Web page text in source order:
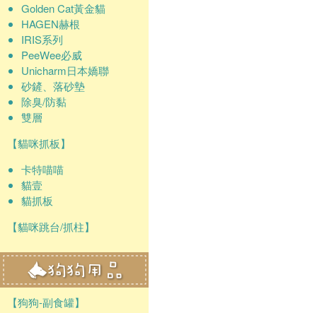
Golden Cat黃金貓
HAGEN赫根
IRIS系列
PeeWee必威
Unicharm日本嬌聯
砂鏟、落砂墊
除臭/防黏
雙層
【貓咪抓板】
卡特喵喵
貓壹
貓抓板
【貓咪跳台/抓柱】
【狗狗-副食罐】